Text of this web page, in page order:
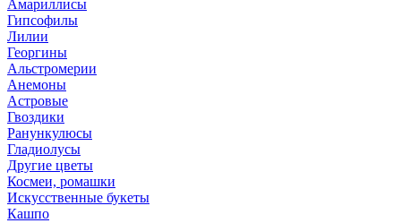
Амариллисы
Гипсофилы
Лилии
Георгины
Альстромерии
Анемоны
Астровые
Гвоздики
Ранункулюсы
Гладиолусы
Другие цветы
Космеи, ромашки
Искусственные букеты
Кашпо